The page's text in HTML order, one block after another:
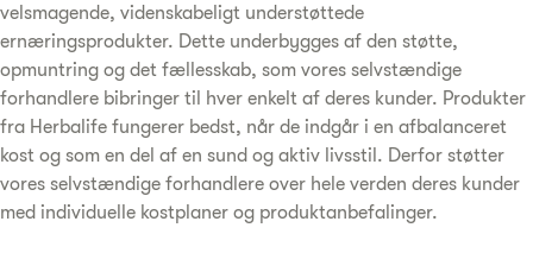
velsmagende, videnskabeligt understøttede
ernæringsprodukter. Dette underbygges af den støtte,
opmuntring og det fællesskab, som vores selvstændige
forhandlere bibringer til hver enkelt af deres kunder. Produkter
fra Herbalife fungerer bedst, når de indgår i en afbalanceret
kost og som en del af en sund og aktiv livsstil. Derfor støtter
vores selvstændige forhandlere over hele verden deres kunder
med individuelle kostplaner og produktanbefalinger.